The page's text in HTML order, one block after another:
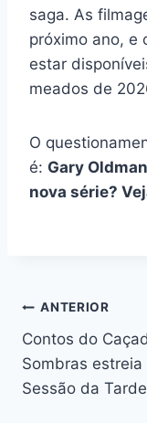
saga. As
próximo ano, e
estar
meados de
O
é: Gary
nova série?
Navegação
de
Post
ANTERIOR
Contos do
Sombras estreia
Sessão da